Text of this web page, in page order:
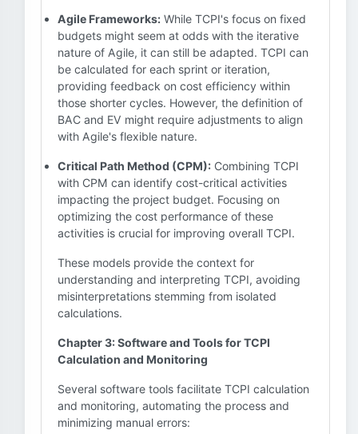
Agile Frameworks: While TCPI's focus on fixed
budgets might seem at odds with the iterative
nature of Agile, it can still be adapted. TCPI can
be calculated for each sprint or iteration,
providing feedback on cost efficiency within
those shorter cycles. However, the definition of
BAC and EV might require adjustments to align
with Agile's flexible nature.
Critical Path Method (CPM): Combining TCPI
with CPM can identify cost-critical activities
impacting the project budget. Focusing on
optimizing the cost performance of these
activities is crucial for improving overall TCPI.
These models provide the context for
understanding and interpreting TCPI, avoiding
misinterpretations stemming from isolated
calculations.
Chapter 3: Software and Tools for TCPI
Calculation and Monitoring
Several software tools facilitate TCPI calculation
and monitoring, automating the process and
minimizing manual errors: